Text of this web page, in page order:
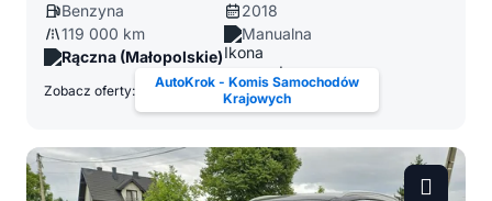
Benzyna
2018
119 000 km
Manualna
Rączna (Małopolskie)
Zobacz oferty:
AutoKrok - Komis Samochodów
Krajowych